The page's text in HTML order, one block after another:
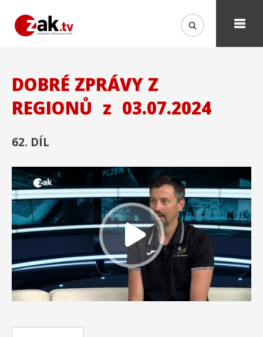
DOBRÉ ZPRÁVY Z
REGIONŮ z 03.07.2024
62. DÍL